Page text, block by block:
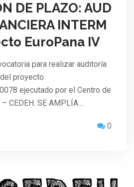
DE PLAZO: AUD
INTERM
EuroPana IV
para realizar auditoría
proyecto
ejecutado por el Centro de
CEDEH. SE AMPLÍA…
0